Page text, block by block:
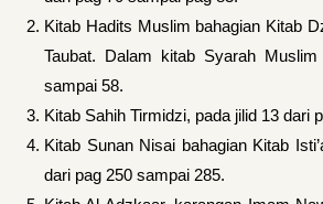
Kitab Hadits Muslim bahagian Kitab
Taubat. Dalam kitab Syarah
sampai 58.
Kitab Sahih Tirmidzi, pada jilid 13 dari
Kitab Sunan Nisai bahagian Kitab
dari pag 250 sampai 285.